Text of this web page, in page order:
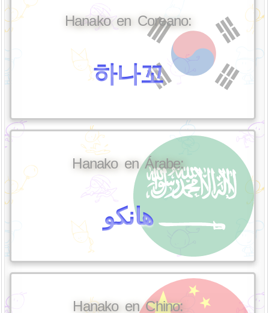
Hanako en Coreano:
하나꼬
Hanako en Árabe:
هانكو
Hanako en Chino: